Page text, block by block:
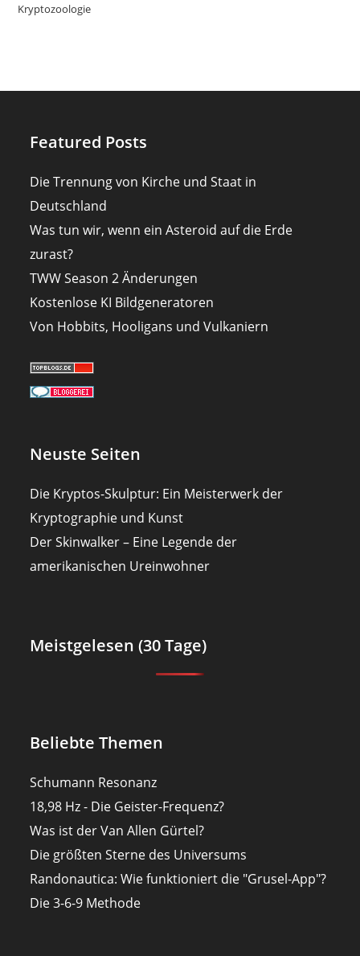
Kryptozoologie
Featured Posts
Die Trennung von Kirche und Staat in
Deutschland
Was tun wir, wenn ein Asteroid auf die Erde
zurast?
TWW Season 2 Änderungen
Kostenlose KI Bildgeneratoren
Von Hobbits, Hooligans und Vulkaniern
Neuste Seiten
Die Kryptos-Skulptur: Ein Meisterwerk der
Kryptographie und Kunst
Der Skinwalker – Eine Legende der
amerikanischen Ureinwohner
Meistgelesen (30 Tage)
Beliebte Themen
Schumann Resonanz
18,98 Hz - Die Geister-Frequenz?
Was ist der Van Allen Gürtel?
Die größten Sterne des Universums
Randonautica: Wie funktioniert die "Grusel-App"?
Die 3-6-9 Methode